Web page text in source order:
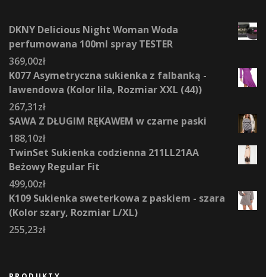
DKNY Delicious Night Woman Woda
perfumowana 100ml spray TESTER
369,00zł
K077 Asymetryczna sukienka z falbanką -
lawendowa (Kolor lila, Rozmiar XXL (44))
267,31zł
SAWA Z DŁUGIM RĘKAWEM w czarne paski
188,10zł
TwinSet Sukienka codzienna 211LL21AA
Beżowy Regular Fit
499,00zł
K109 Sukienka sweterkowa z paskiem - szara
(Kolor szary, Rozmiar L/XL)
255,23zł